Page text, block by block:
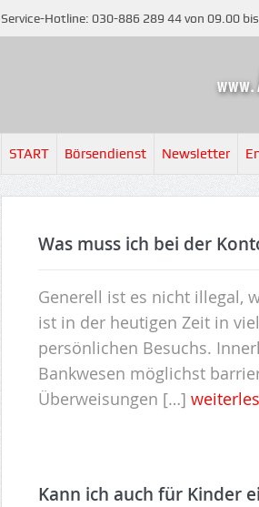
Service-Hotline: 030-886 289 44 von 09.00
START Börsendienst Newsletter
Was muss ich bei der
Generell ist es nicht illegal,
ist in der heutigen Zeit in
persönlichen Besuchs.
Bankwesen möglichst
Überweisungen […]
Kann ich auch für Kinder